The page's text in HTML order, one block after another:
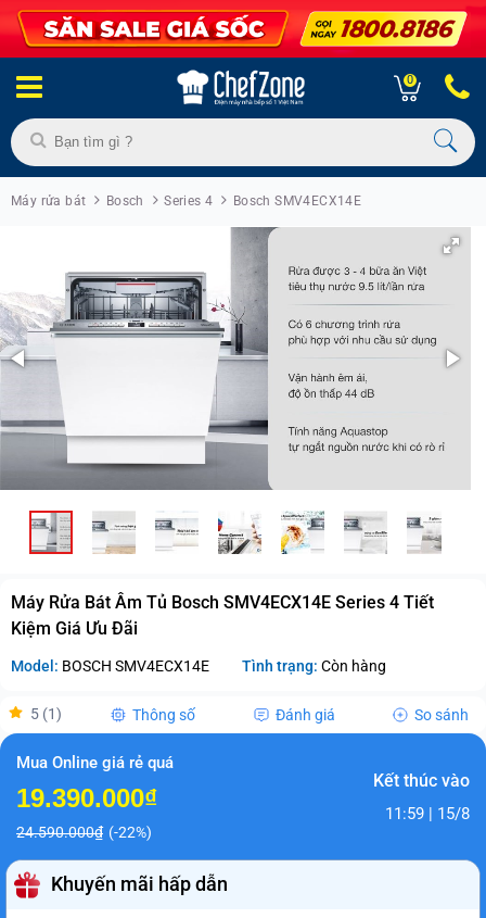
0
Máy rửa bát Bosch Series 4 Bosch SMV4ECX14E
Máy Rửa Bát Âm Tủ Bosch SMV4ECX14E Series 4 Tiết
Kiệm Giá Ưu Đãi
Model: BOSCH SMV4ECX14E Tình trạng: Còn hàng
5 (1) Thông số Đánh giá So sánh
Mua Online giá rẻ quá
19.390.000₫
24.590.000₫ (-22%)
Kết thúc vào
11:59 | 15/8
Khuyến mãi hấp dẫn